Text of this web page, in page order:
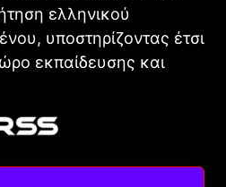
ελληνικού
υποστηρίζοντας έτσι
εκπαίδευσης και